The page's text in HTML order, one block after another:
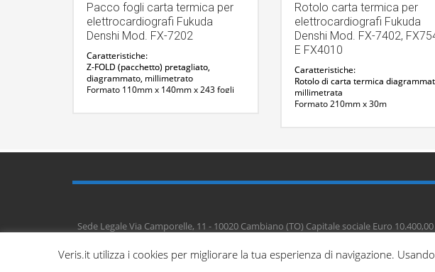
Pacco fogli carta termica per
elettrocardiografi Fukuda
Denshi Mod. FX-7202
Caratteristiche:
Z-FOLD (pacchetto) pretagliato,
diagrammato, millimetrato
Formato 110mm x 140mm x 243 fogli
Contattaci
Rotolo carta termica per
elettrocardiografi Fukuda
Denshi Mod. FX-7402,
E FX4010
Caratteristiche:
Rotolo di carta termica
millimetrata
Formato 210mm x 30m
Sede Legale Via Camporelle, 11 - 10020 Cambiano (TO) Capitale sociale Euro
Veris.it utilizza i cookies per migliorare la tua esperienza di navigazione.